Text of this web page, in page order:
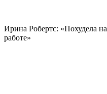
Ирина Робертс: «Похудела на
работе»